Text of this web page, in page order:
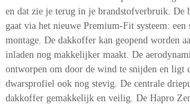
en dat zie je terug in je brandstofverbruik. De
gaat via het nieuwe Premium-Fit systeem:
montage. De dakkoffer kan geopend worden
inladen nog makkelijker maakt. De
ontworpen om door de wind te snijden en ligt
dwarsprofiel ook nog stevig. De centrale
dakkoffer gemakkelijk en veilig. De Hapro